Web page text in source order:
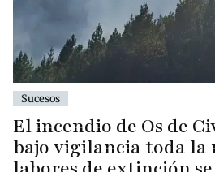
Sucesos
El incendio de Os de
bajo vigilancia toda la